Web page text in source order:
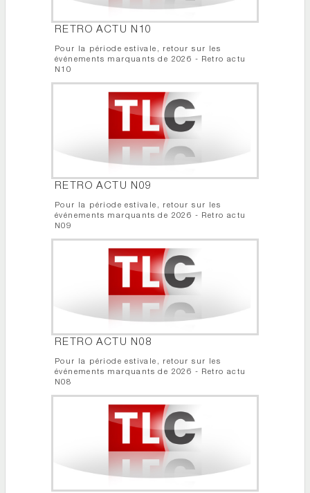
RETRO ACTU N10
Pour la période estivale, retour sur les
événements marquants de 2026 - Retro actu
N10
RETRO ACTU N09
Pour la période estivale, retour sur les
événements marquants de 2026 - Retro actu
N09
RETRO ACTU N08
Pour la période estivale, retour sur les
événements marquants de 2026 - Retro actu
N08